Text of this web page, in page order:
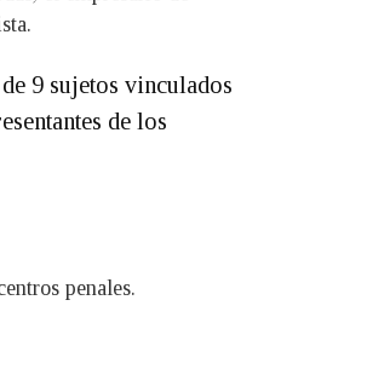
9 sujetos vinculados
de los
penales.